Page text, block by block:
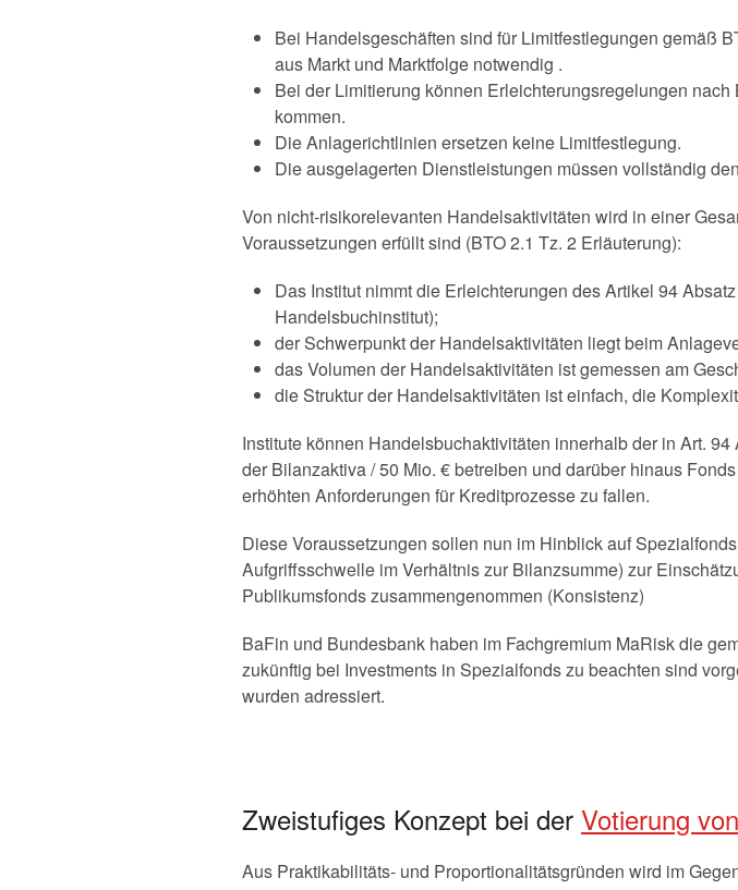
Bei Handelsgeschäften sind für Limitfestlegungen gemäß
aus Markt und Marktfolge notwendig .
Bei der Limitierung können Erleichterungsregelungen
kommen.
Die Anlagerichtlinien ersetzen keine Limitfestlegung.
Die ausgelagerten Dienstleistungen müssen vollständig
Von nicht-risikorelevanten Handelsaktivitäten wird in einer
Voraussetzungen erfüllt sind (BTO 2.1 Tz. 2 Erläuterung):
Das Institut nimmt die Erleichterungen des Artikel 94
Handelsbuchinstitut);
der Schwerpunkt der Handelsaktivitäten liegt beim
das Volumen der Handelsaktivitäten ist gemessen am
die Struktur der Handelsaktivitäten ist einfach, die
Institute können Handelsbuchaktivitäten innerhalb der in Art.
der Bilanzaktiva / 50 Mio. € betreiben und darüber hinaus
erhöhten Anforderungen für Kreditprozesse zu fallen.
Diese Voraussetzungen sollen nun im Hinblick auf
Aufgriffsschwelle im Verhältnis zur Bilanzsumme) zur
Publikumsfonds zusammengenommen (Konsistenz)
BaFin und Bundesbank haben im Fachgremium MaRisk die
zukünftig bei Investments in Spezialfonds zu beachten sind
wurden adressiert.
Zweistufiges Konzept bei der Votierung
Aus Praktikabilitäts- und Proportionalitätsgründen wird im